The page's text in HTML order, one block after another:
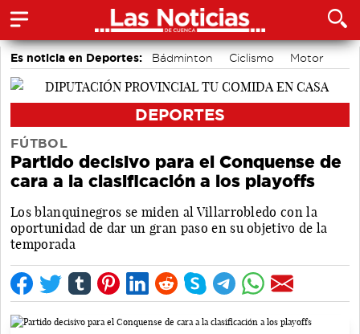
Es noticia en Deportes: Bádminton Ciclismo
Motor
Área de Deportes
DEPORTES
FÚTBOL
Partido decisivo para el Conquense de
cara a la clasificación a los playoffs
Los blanquinegros se miden al Villarrobledo con la
oportunidad de dar un gran paso en su objetivo de la
temporada